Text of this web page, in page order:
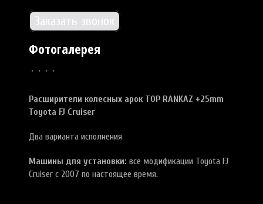
Заказать звонок
Фотогалерея
Расширители колесных арок TOP RANKAZ +25mm
Toyota FJ Cruiser
Два варианта исполнения
Машины для установки: все модификации Toyota FJ
Cruiser c 2007 по настоящее время.